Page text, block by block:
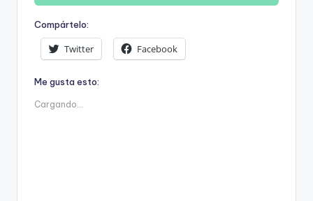
Compártelo:
Twitter Facebook
Me gusta esto:
Cargando...